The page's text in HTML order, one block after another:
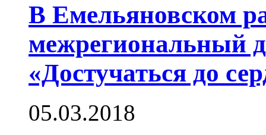
В Емельяновском
межрегиональный
«Достучаться до
05.03.2018